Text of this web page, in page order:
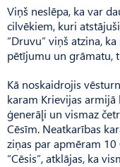
Viņš neslēpa, ka var
cilvēkiem, kuri
“Druvu” viņš atzina,
pētījumu un grāmatu,
Kā noskaidrojis
karam Krievijas
ģenerāļi un vismaz
Cēsīm. Ne­atkarības
ziņas par apmēram
“Cēsis”, atklājas, ka